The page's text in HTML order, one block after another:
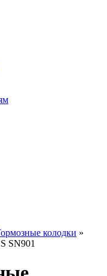
колодки »
SN901